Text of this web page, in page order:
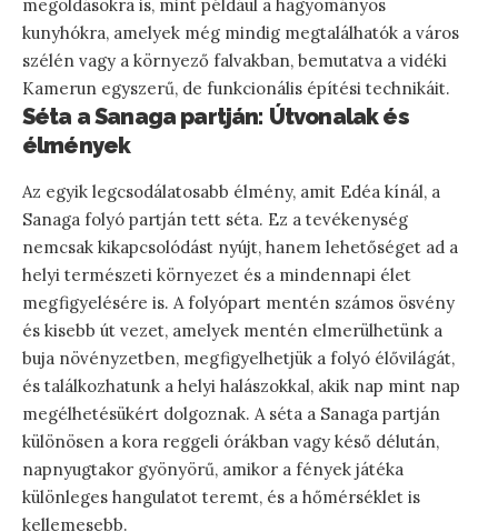
megoldásokra is, mint például a hagyományos
kunyhókra, amelyek még mindig megtalálhatók a város
szélén vagy a környező falvakban, bemutatva a vidéki
Kamerun egyszerű, de funkcionális építési technikáit.
Séta a Sanaga partján: Útvonalak és
élmények
Az egyik legcsodálatosabb élmény, amit Edéa kínál, a
Sanaga folyó partján tett séta. Ez a tevékenység
nemcsak kikapcsolódást nyújt, hanem lehetőséget ad a
helyi természeti környezet és a mindennapi élet
megfigyelésére is. A folyópart mentén számos ösvény
és kisebb út vezet, amelyek mentén elmerülhetünk a
buja növényzetben, megfigyelhetjük a folyó élővilágát,
és találkozhatunk a helyi halászokkal, akik nap mint nap
megélhetésükért dolgoznak. A séta a Sanaga partján
különösen a kora reggeli órákban vagy késő délután,
napnyugtakor gyönyörű, amikor a fények játéka
különleges hangulatot teremt, és a hőmérséklet is
kellemesebb.